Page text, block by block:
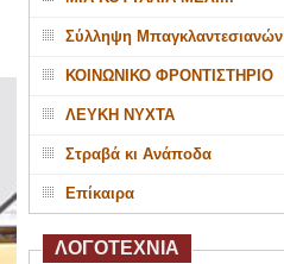
Σύλληψη Μπαγκλαντεσιανών
ΚΟΙΝΩΝΙΚΟ ΦΡΟΝΤΙΣΤΗΡΙΟ
ΛΕΥΚΗ ΝΥΧΤΑ
Στραβά κι Ανάποδα
Επίκαιρα
ΛΟΓΟΤΕΧΝΙΑ